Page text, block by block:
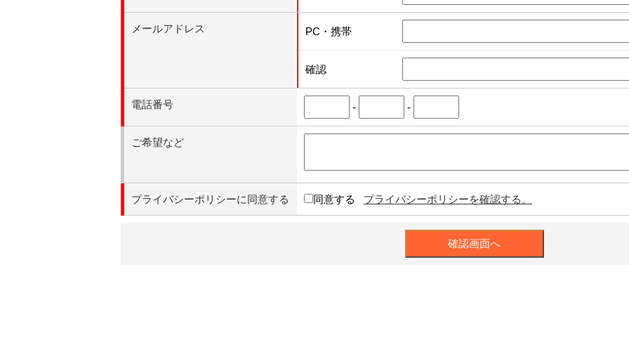
メールアドレス PC・携帯
確認
電話番号 - -
ご希望など
プライバシーポリシーに同意する 同意する プライバシーポリシーを確認する。